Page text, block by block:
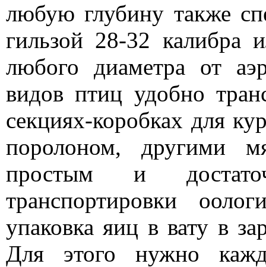
любую глубину также
гильзой 28-32 калибра
любого диаметра от
видов птиц удобно
секциях-коробках для
поролоном, другими
простым и
транспортировки
упаковка яиц в вату в
Для этого нужно